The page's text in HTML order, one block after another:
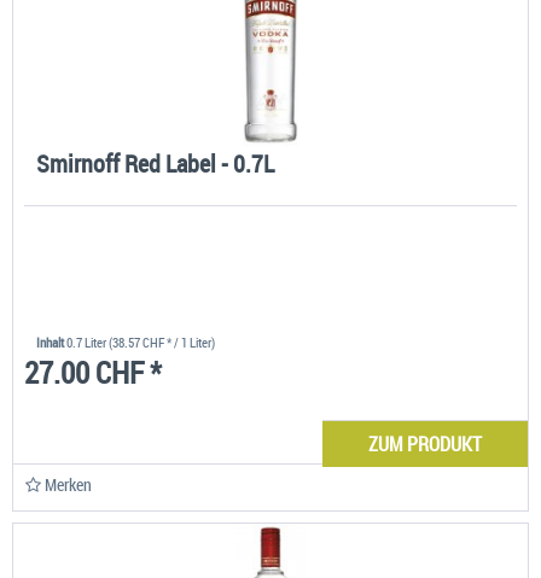
Smirnoff Red Label - 0.7L
Inhalt0.7 Liter(38.57 CHF * / 1 Liter)
27.00 CHF *
ZUM PRODUKT
Merken